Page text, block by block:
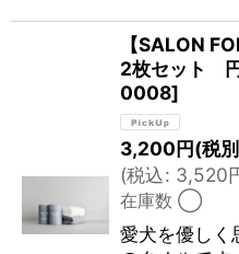
【SALON
2枚セット
0008]
3,200円(税
(税込: 3,520
在庫数 ◯
愛犬を優しく